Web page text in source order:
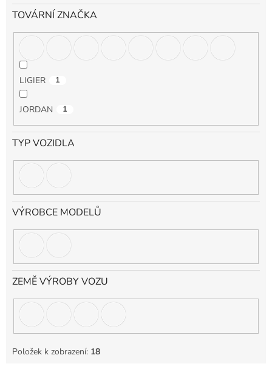
TOVÁRNÍ ZNAČKA
LIGIER 1
JORDAN 1
TYP VOZIDLA
VÝROBCE MODELŮ
ZEMĚ VÝROBY VOZU
Položek k zobrazení: 18